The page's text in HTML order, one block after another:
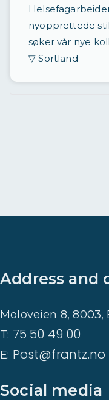
nyopprettede
søker vår nye
▽ Sortland
Address and
Moloveien 8, 8003,
T: 75 50 49 00
E: Post@frantz.no
Social media